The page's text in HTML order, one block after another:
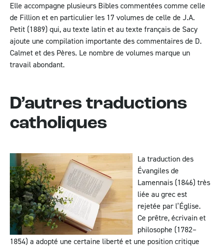
Elle accompagne plusieurs Bibles commentées comme celle
de Fillion et en particulier les 17 volumes de celle de J.A.
Petit (1889) qui, au texte latin et au texte français de Sacy
ajoute une compilation importante des commentaires de D.
Calmet et des Pères. Le nombre de volumes marque un
travail abondant.
D’autres traductions
catholiques
La traduction des
Évangiles de
Lamennais (1846) très
liée au grec est
rejetée par l’Église.
Ce prêtre, écrivain et
philosophe (1782–
1854) a adopté une certaine liberté et une position critique